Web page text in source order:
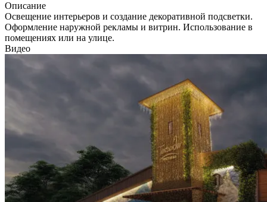
Описание
Освещение интерьеров и создание декоративной подсветки.
Оформление наружной рекламы и витрин. Использование в
помещениях или на улице.
Видео